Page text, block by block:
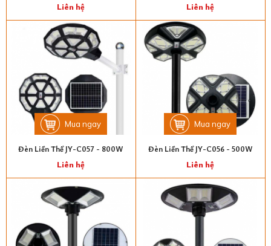
Liên hệ Liên hệ
Mua ngay
Đèn Liền Thể JY-C057 - 800W
Liên hệ
Mua ngay
Đèn Liền Thể JY-C056 - 500W
Liên hệ